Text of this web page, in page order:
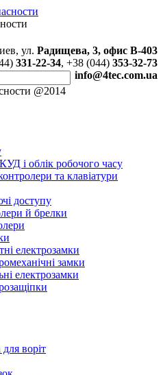
ул. Радищева, 3, офис В-403
331-22-34, +38 (044) 353-32-73
info@4tec.com.ua
@2014
і облік робочого часу
та клавіатури
доступу
й брелки
електрозамки
замки
електрозамки
воріт